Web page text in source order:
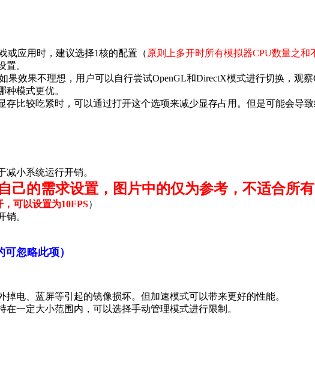
或应用时，建议选择1核的配置（ 原则上多开时所有模拟器CPU数量之和
置。
果效果不理想，用户可以自行尝试OpenGL和DirectX模式进行切换，观
模式更优。
存比较吃紧时，可以通过打开这个选项来减少显存占用。但是可能会导
减小系统运行开销。
己的需求设置，图片中的仅为参考，不适合所有
可以设置为10FPS）
销。
忽略此项）
掉电、蓝屏等引起的镜像损坏。但加速模式可以带来更好的性能。
在一定大小范围内，可以选择手动管理模式进行限制。